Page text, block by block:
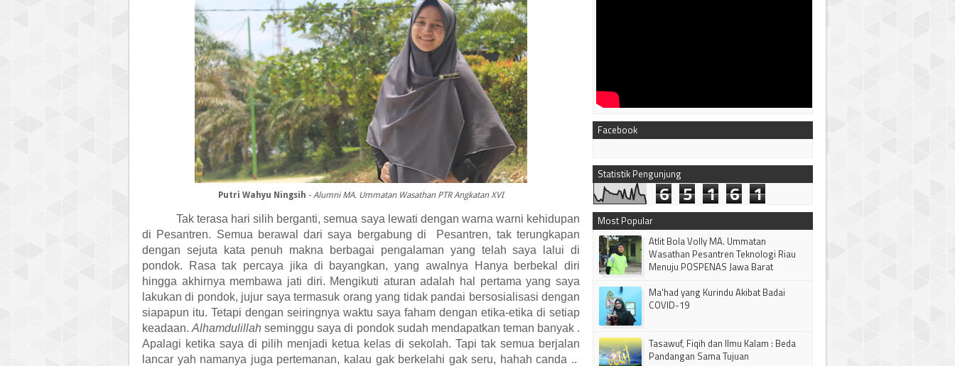
Putri Wahyu Ningsih - Alumni MA. Ummatan Wasathan PTR Angkatan XVI
Tak terasa hari silih berganti, semua saya lewati dengan warna warni kehidupan
di Pesantren. Semua berawal dari saya bergabung di
Pesantren, tak terungkapan
dengan sejuta kata penuh makna berbagai pengalaman yang telah saya lalui di
pondok. Rasa tak percaya jika di bayangkan, yang awalnya Hanya berbekal diri
hingga akhirnya membawa jati diri. Mengikuti aturan adalah hal pertama yang saya
lakukan di pondok, jujur saya termasuk orang yang tidak pandai bersosialisasi dengan
siapapun itu. Tetapi dengan seiringnya waktu saya faham dengan etika-etika di setiap
keadaan.Alhamdulillah seminggu saya di pondok sudah mendapatkan teman banyak .
Apalagi ketika saya di pilih menjadi ketua kelas di sekolah. Tapi tak semua berjalan
lancar yah namanya juga pertemanan, kalau gak berkelahi gak seru, hahah canda ..
Facebook
Statistik Pengunjung
6 5 1 6 1
Most Popular
Atlit Bola Volly MA. Ummatan
Wasathan Pesantren Teknologi Riau
Menuju POSPENAS Jawa Barat
Ma'had yang Kurindu Akibat Badai
COVID-19
Tasawuf, Fiqih dan Ilmu Kalam : Beda
Pandangan Sama Tujuan